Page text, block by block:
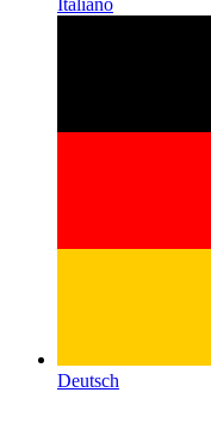
Italiano
Deutsch